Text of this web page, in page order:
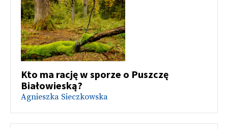
Kto ma rację w sporze o Puszczę
Białowieską?
Agnieszka Sieczkowska